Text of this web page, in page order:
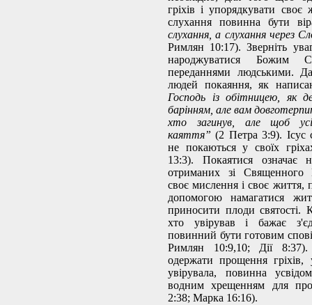
гріхів і упорядкувати своє
слухання повинна бути
слухання, а слухання через
Римлян 10:17). Зверніть
народжуватися Божим
переданнями людськими.
людей покаяння, як
Господь із обітницею, як
барінням, але вам
хто загинув, але щоб
каяття”(2 Петра 3:9). Ісус
не покаються у своїх
13:3). Покаятися означає
отриманих зі Священного
своє мислення і своє життя,
допомогою намагатися
приносити плоди святості.
хто увірував і бажає
повинний бути готовим
Римлян 10:9,10; Дії
одержати прощення
увірувала, повинна
водним хрещенням для
2:38; Марка 16:16).